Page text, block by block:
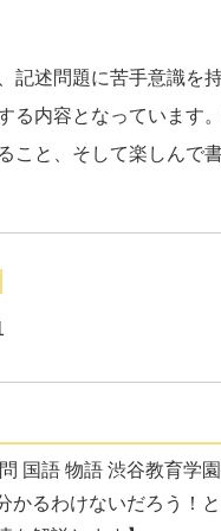
記述問題に苦手意識を
る内容となっています
こと、そして楽しんで
国語 物語 渋谷教育学
かるわけないだろう！